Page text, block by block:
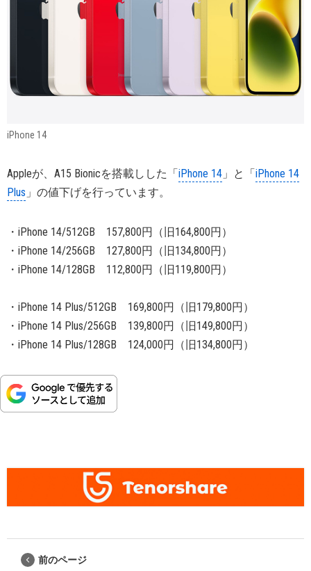
iPhone 14
Appleが、A15 Bionicを搭載しした「iPhone 14 」と「iPhone 14
Plus 」の値下げを行っています。
・iPhone 14/512GB 157,800円（旧164,800円）
・iPhone 14/256GB 127,800円（旧134,800円）
・iPhone 14/128GB 112,800円（旧119,800円）
・iPhone 14 Plus/512GB 169,800円（旧179,800円）
・iPhone 14 Plus/256GB 139,800円（旧149,800円）
・iPhone 14 Plus/128GB 124,000円（旧134,800円）
前のページ